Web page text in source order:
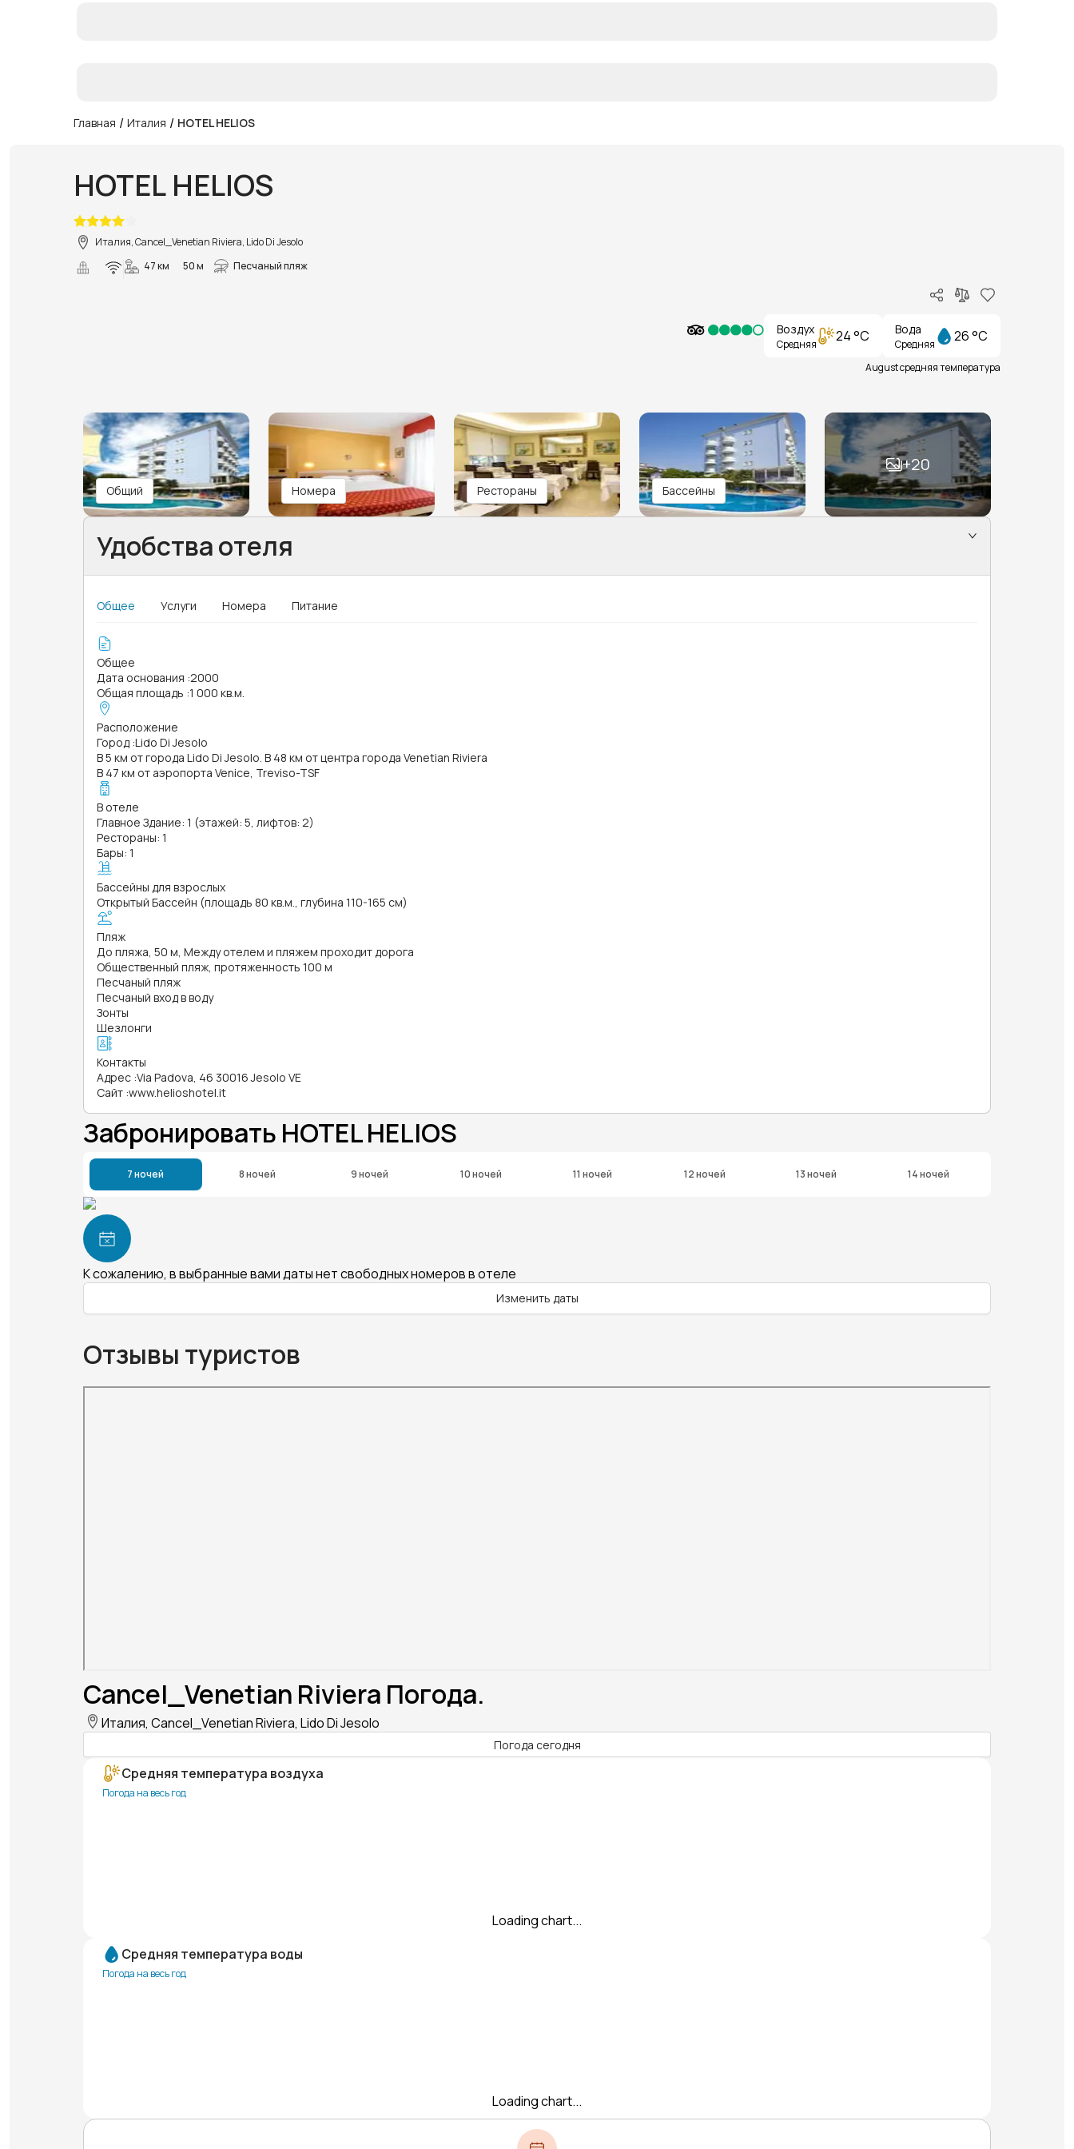
Главная / Италия / HOTEL HELIOS
HOTEL HELIOS
Италия, Cancel_Venetian Riviera, Lido Di Jesolo
47 км
50 м Песчаный пляж
Воздух
Средняя 24 °C Вода
Средняя 26 °C
August средняя температура
Общий Номера Рестораны Бассейны
+20
Удобства отеля
Общее Услуги Номера Питание
Общее
Дата основания :2000
Общая площадь :1 000 кв.м.
Расположение
Город :Lido Di Jesolo
В 5 км от города Lido Di Jesolo. В 48 км от центра города Venetian Riviera
В 47 км от аэропорта Venice, Treviso-TSF
В отеле
Главное Здание: 1 (этажей: 5, лифтов: 2)
Рестораны: 1
Бары: 1
Бассейны для взрослых
Открытый Бассейн (площадь 80 кв.м., глубина 110-165 см)
Пляж
До пляжа, 50 м, Между отелем и пляжем проходит дорога
Общественный пляж, протяженность 100 м
Песчаный пляж
Песчаный вход в воду
Зонты
Шезлонги
Контакты
Адрес :Via Padova, 46 30016 Jesolo VE
Сайт :www.helioshotel.it
Забронировать HOTEL HELIOS
7 ночей 8 ночей 9 ночей 10 ночей 11 ночей 12 ночей 13 ночей 14 ночей
К сожалению, в выбранные вами даты нет свободных номеров в отеле
Изменить даты
Отзывы туристов
Cancel_Venetian Riviera Погода.
Италия, Cancel_Venetian Riviera, Lido Di Jesolo
Погода сегодня
Средняя температура воздуха
Погода на весь год
Loading chart...
Средняя температура воды
Погода на весь год
Loading chart...